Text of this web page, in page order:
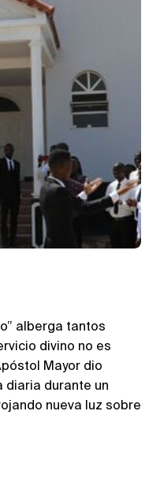
alberga tantos
divino no es
Mayor dio
diaria durante un
nueva luz sobre